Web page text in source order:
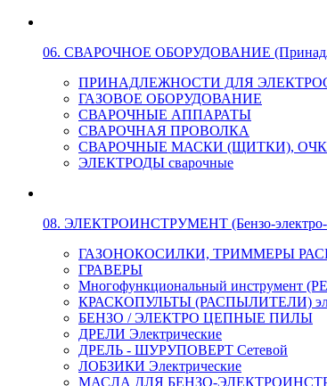
06. СВАРОЧНОЕ ОБОРУДОВАНИЕ
ПРИНАДЛЕЖНОСТИ ДЛЯ
ГАЗОВОЕ ОБОРУДОВАНИЕ
СВАРОЧНЫЕ АППАРАТЫ
СВАРОЧНАЯ ПРОВОЛКА
СВАРОЧНЫЕ МАСКИ (ЩИТКИ), ОЧКИ
ЭЛЕКТРОДЫ сварочные
08. ЭЛЕКТРОИНСТРУМЕНТ (Бензо-электро-
ГАЗОНОКОСИЛКИ, ТРИММЕРЫ
ГРАВЕРЫ
Многофункциональный инструмент
КРАСКОПУЛЬТЫ (РАСПЫЛИТЕЛИ)
БЕНЗО / ЭЛЕКТРО ЦЕПНЫЕ ПИЛЫ
ДРЕЛИ Электрические
ДРЕЛЬ - ШУРУПОВЕРТ Сетевой
ЛОБЗИКИ Электрические
МАСЛА ДЛЯ БЕНЗО-